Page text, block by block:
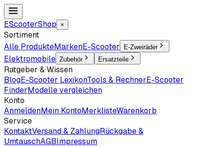
EScooterShop ×
Sortiment
Alle ProdukteMarkenE-Scooter E-Zweiräder
Elektromobile Zubehör Ersatzteile
Ratgeber & Wissen
BlogE-Scooter LexikonTools & RechnerE-Scooter
FinderModelle vergleichen
Konto
AnmeldenMein KontoMerklisteWarenkorb
Service
KontaktVersand & ZahlungRückgabe &
UmtauschAGBImpressum